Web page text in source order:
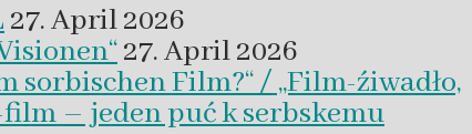
27. April 2026
27. April 2026
sorbischen Film?“ / „Film-źiwadło,
– jeden puć k serbskemu